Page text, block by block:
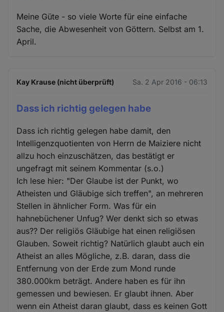
Meine Güte - so viele Worte für eine einfache
Sache, die Abwesenheit von Göttern. Selbst am 1.
April.
Kay Krause (nicht überprüft) Sa. 2 Apr 2016 - 06:13
Dass ich richtig gelegen habe
Dass ich richtig gelegen habe damit, den
Intelligenzquotienten von Herrn de Maiziere nicht
allzu hoch einzuschätzen, das bestätigt er
ungefragt mit seinem Kommentar (s.o.)
Ich lese hier: "Der Glaube ist der Punkt, wo
Atheisten und Gläubige sich treffen", an mehreren
Stellen in ähnlicher Form. Was für ein
hahnebüchener Unfug? Wer denkt sich so etwas
aus?? Der religiös Gläubige hat einen religiösen
Glauben. Soweit richtig? Natürlich glaubt auch ein
Atheist an alles Mögliche, z.B. daran, dass die
Entfernung von der Erde zum Mond runde
380.000km beträgt. Andere haben es für ihn
gemessen und bewiesen. Er glaubt ihnen. Aber
wenn ein Atheist daran glaubt, dass es keinen Gott